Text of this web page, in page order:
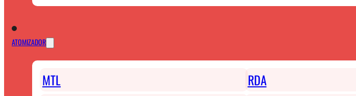
ATOMIZADOR
MTL
RDA